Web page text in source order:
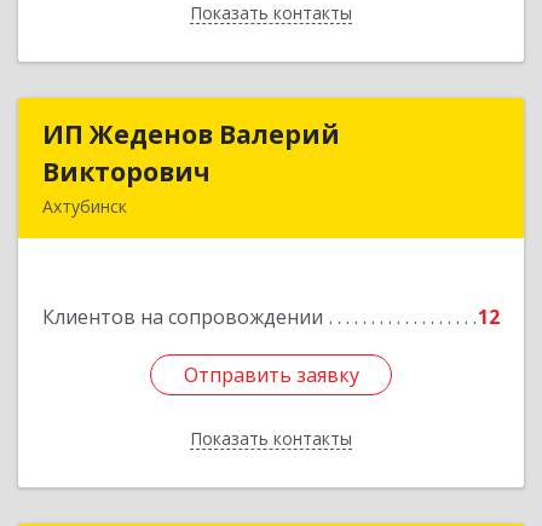
Показать контакты
Назад
ИП Жеденов Валерий
Викторович
Ахтубинск
Клиентов на сопровождении 12
Отправить заявку
Показать контакты
ИП Жеденов Валерий
Отправить заявку
Назад